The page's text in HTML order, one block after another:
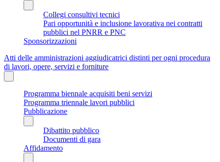
Collegi consultivi tecnici
Pari opportunità e inclusione lavorativa nei contratti
pubblici nel PNRR e PNC
Sponsorizzazioni
Atti delle amministrazioni aggiudicatrici distinti per ogni procedura
di lavori, opere, servizi e forniture
Programma biennale acquisiti beni servizi
Programma triennale lavori pubblici
Pubblicazione
Dibattito pubblico
Documenti di gara
Affidamento